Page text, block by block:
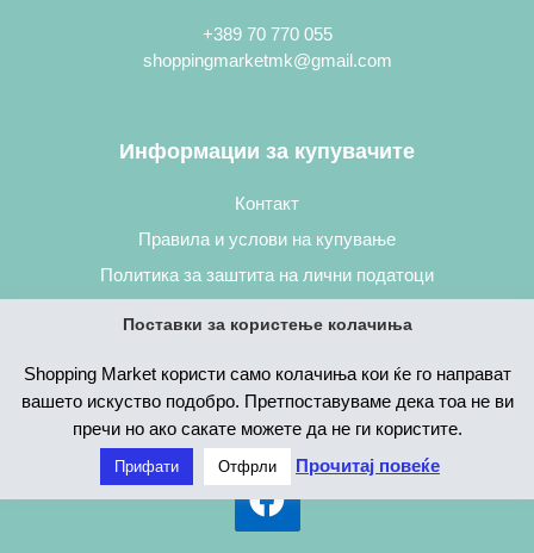
+389 70 770 055
shoppingmarketmk@gmail.com
Информации за купувачите
Контакт
Правила и услови на купување
Политика за заштита на лични податоци
Поставки за користење колачиња
Shopping Market користи само колачиња кои ќе го направат
вашето искуство подобро. Претпоставуваме дека тоа не ви
пречи но ако сакате можете да не ги користите.
Прифати Отфрли Прочитај повеќе